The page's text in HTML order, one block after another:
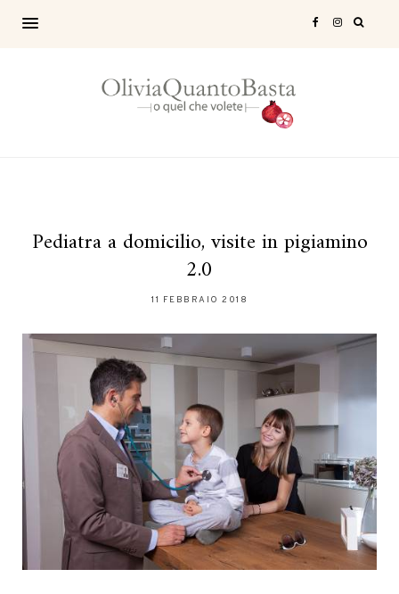
Pediatra a domicilio, visite in pigiamino
2.0
11 FEBBRAIO 2018